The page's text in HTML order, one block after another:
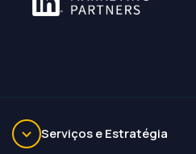
Serviços e Estratégia